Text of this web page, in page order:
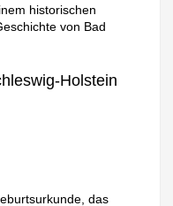
historischen
von Bad
Holstein
das